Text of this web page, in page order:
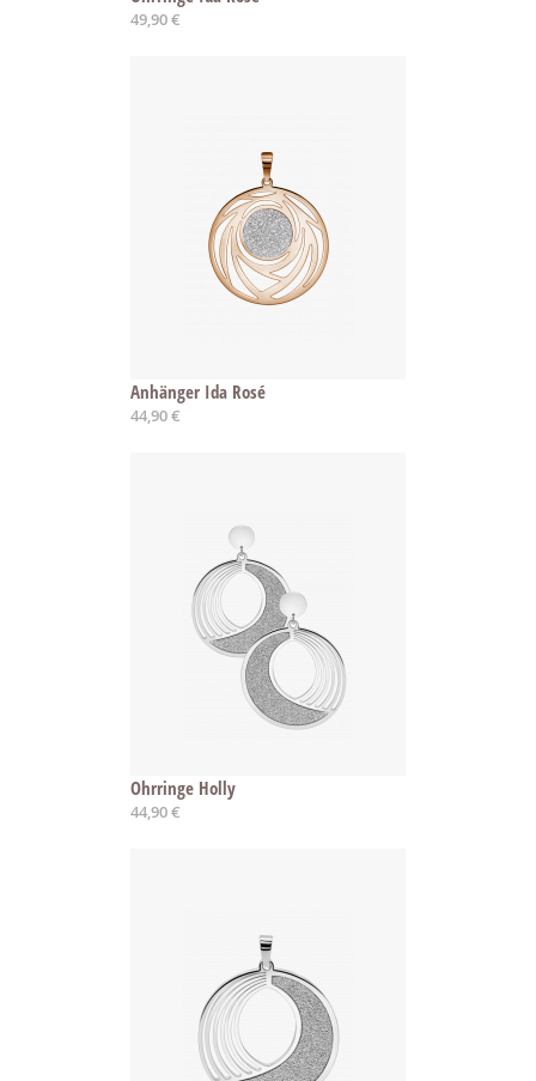
49,90 €
Anhänger Ida Rosé
44,90 €
Ohrringe Holly
44,90 €